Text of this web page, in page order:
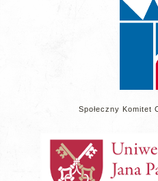
Społeczny Komitet